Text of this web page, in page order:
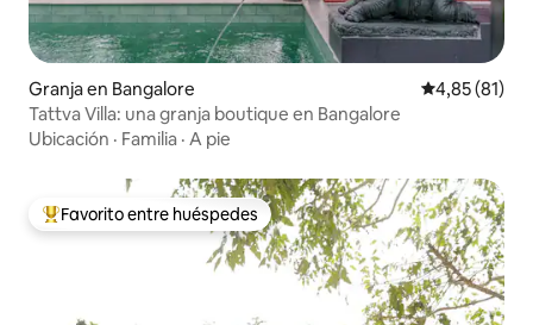
Granja en Bangalore Calificación
4,85 (81)
Tattva Villa: una granja boutique en Bangalore
Ubicación · Familia · A pie
Favorito entre los huéspedes más destacados
Favorito entre huéspedes